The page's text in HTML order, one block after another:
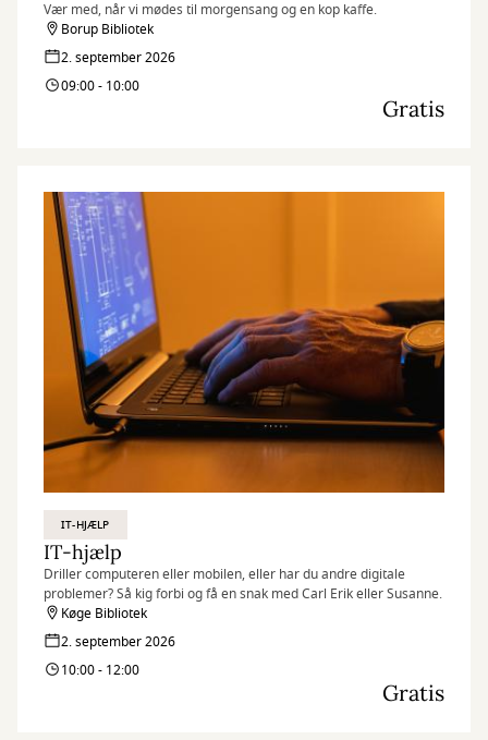
Vær med, når vi mødes til morgensang og en kop kaffe.
Borup Bibliotek
2. september 2026
09:00 - 10:00
Gratis
IT-HJÆLP
IT-hjælp
Driller computeren eller mobilen, eller har du andre digitale
problemer? Så kig forbi og få en snak med Carl Erik eller Susanne.
Køge Bibliotek
2. september 2026
10:00 - 12:00
Gratis